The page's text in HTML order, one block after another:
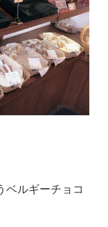
ベルギーチョコ